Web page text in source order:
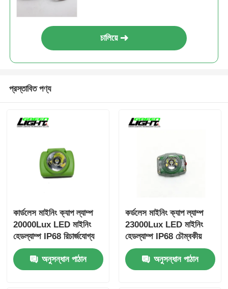
চালিয়ে
প্রস্তাবিত পণ্য
কার্ডলেস মাইনিং ক্যাপ ল্যাম্প
20000Lux LED মাইনিং
হেডল্যাম্প IP68 রিচার্জযোগ্য
মাইনার লাইট ওএলইডি ডিসপ্লে
সহ GLC-6অনুসন্ধান পাঠান
কর্ডলেস মাইনিং ক্যাপ ল্যাম্প
23000Lux LED মাইনিং
হেডল্যাম্প IP68 চৌম্বকীয়
চার্জিং সহ পুনরায় চার্জযোগ্য
মাইনার লাইট GLC-6M
অনুসন্ধান পাঠান